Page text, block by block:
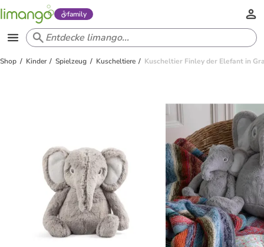
family
Shop Kinder Spielzeug Kuscheltiere Kuscheltier Finley der Elefant in